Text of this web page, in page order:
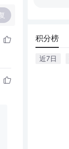
积分榜
近7日